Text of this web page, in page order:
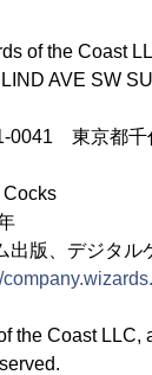
of the Coast
AVE SW
京都千代田
出版、デジタル
the Coast LLC,